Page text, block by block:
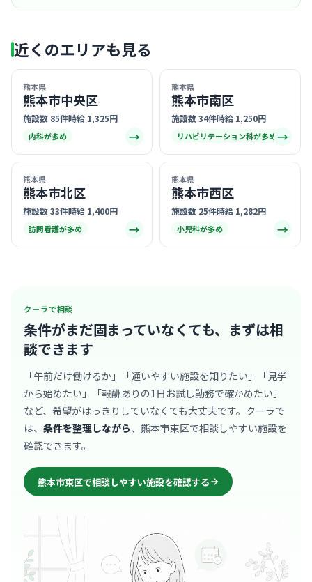
近くのエリアも見る
熊本県
熊本市中央区
施設数 85件時給 1,325円
内科が多め →
熊本県
熊本市南区
施設数 34件時給 1,250円
リハビリテーション科が多め →
熊本県
熊本市北区
施設数 33件時給 1,400円
訪問看護が多め →
熊本県
熊本市西区
施設数 25件時給 1,282円
小児科が多め →
クーラで相談
条件がまだ固まっていなくても、 まずは相
談できます
「午前だけ働けるか」「通いやすい施設を知りたい」「見学
から始めたい」「報酬ありの1日お試し勤務で確かめたい」
など、希望がはっきりしていなくても大丈夫です。クーラで
は、 条件を整理しながら、熊本市東区で相談しやすい施設を
確認できます。
熊本市東区で相談しやすい施設を確認する